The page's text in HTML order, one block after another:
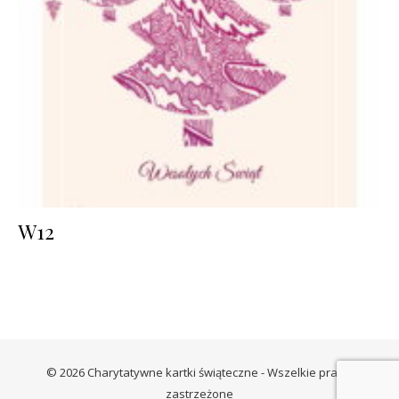
W12
© 2026 Charytatywne kartki świąteczne - Wszelkie prawa
zastrzeżone